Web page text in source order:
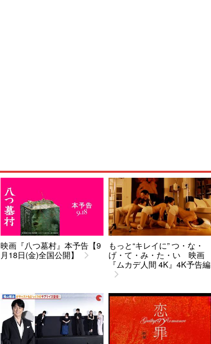
映画『八つ墓村』本予告【9
月18日(金)全国公開】
もっと“キレイに” つ・な・
げ・て・み・た・い 映画
『ムカデ人間 4K』4K予告編